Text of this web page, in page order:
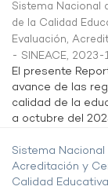
Sistema Nacional
de la Calidad
Evaluación,
- SINEACE, 2023-
El presente
avance de las
calidad de la
a octubre del
Sistema Nacional
Acreditación y
Calidad Educativa